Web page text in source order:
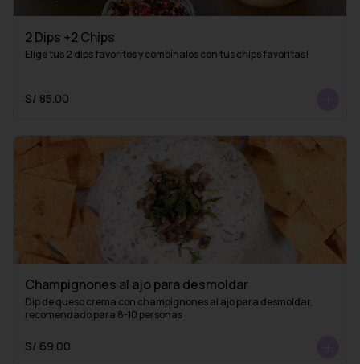
2 Dips +2 Chips
Elige tus 2 dips favoritos y combínalos con tus chips favoritas!
S/ 85.00
Champignones al ajo para desmoldar
Dip de queso crema con champignones al ajo para desmoldar,
recomendado para 8-10 personas
S/ 69.00